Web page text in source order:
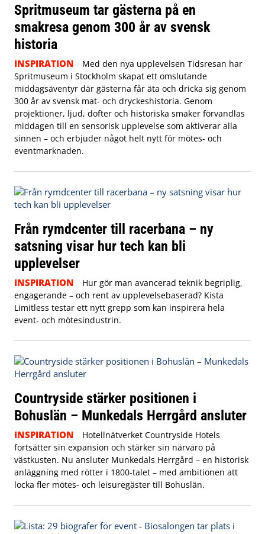
Spritmuseum tar gästerna på en
smakresa genom 300 år av svensk
historia
INSPIRATION
Med den nya upplevelsen Tidsresan har
Spritmuseum i Stockholm skapat ett omslutande
middagsäventyr där gästerna får äta och dricka sig genom
300 år av svensk mat- och dryckeshistoria. Genom
projektioner, ljud, dofter och historiska smaker förvandlas
middagen till en sensorisk upplevelse som aktiverar alla
sinnen – och erbjuder något helt nytt för mötes- och
eventmarknaden.
Från rymdcenter till racerbana – ny
satsning visar hur tech kan bli
upplevelser
INSPIRATION
Hur gör man avancerad teknik begriplig,
engagerande – och rent av upplevelsebaserad? Kista
Limitless testar ett nytt grepp som kan inspirera hela
event- och mötesindustrin.
Countryside stärker positionen i
Bohuslän – Munkedals Herrgård ansluter
INSPIRATION
Hotellnätverket Countryside Hotels
fortsätter sin expansion och stärker sin närvaro på
västkusten. Nu ansluter Munkedals Herrgård – en historisk
anläggning med rötter i 1800-talet – med ambitionen att
locka fler mötes- och leisuregäster till Bohuslän.